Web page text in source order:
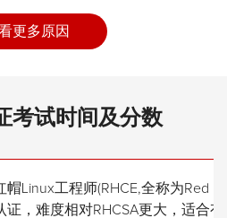
更多原因
考试时间及分数
帽Linux工程师(RHCE,全称为Red
证，难度相对RHCSA更大，适合